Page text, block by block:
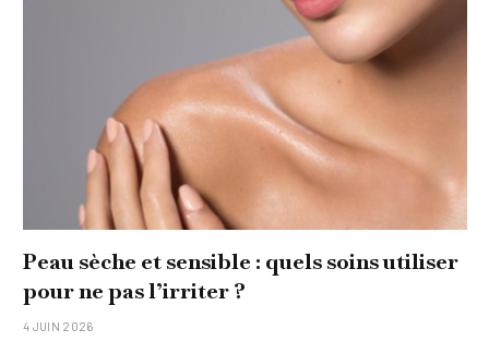
Peau sèche et sensible : quels soins utiliser
pour ne pas l’irriter ?
4 JUIN 2026